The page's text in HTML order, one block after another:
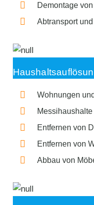
Demontage
Abtransport
Wohnungen
Messihaushalte
Entfernen von
Entfernen von
Abbau von